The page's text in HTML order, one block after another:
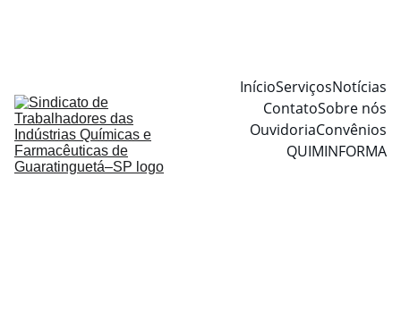
InícioServiçosNotícias
ContatoSobre nós
OuvidoriaConvênios
QUIMINFORMA